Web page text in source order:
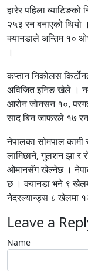
हारेर पहिला
२५३ रन बनाएको
क्यानडाले अन्तिम १०
।
कप्तान निकोलस
अविजित इनिङ खेले ।
आरोन जोनसन १०,
साद बिन जाफरले १७
नेपालका सोमपाल
लामिछाने, गुलशन झा र
ओमानसँग खेल्नेछ ।
छ । क्यानडा भने ९
नेदरल्यान्ड्स ८ खेलमा
Leave a
Name